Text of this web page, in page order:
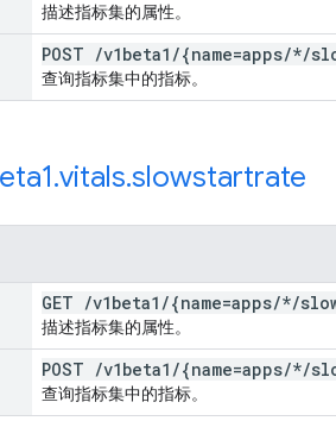
描述指标集的属性。
POST /v1beta1 /{name=apps/*/
查询指标集中的指标。
.vitals.slowstartrate
GET /v1beta1 /{name=apps/*/
描述指标集的属性。
POST /v1beta1 /{name=apps/*/
查询指标集中的指标。